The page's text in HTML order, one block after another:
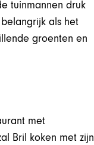
tuinmannen druk
als het
groenten en
met
Bril koken met zijn